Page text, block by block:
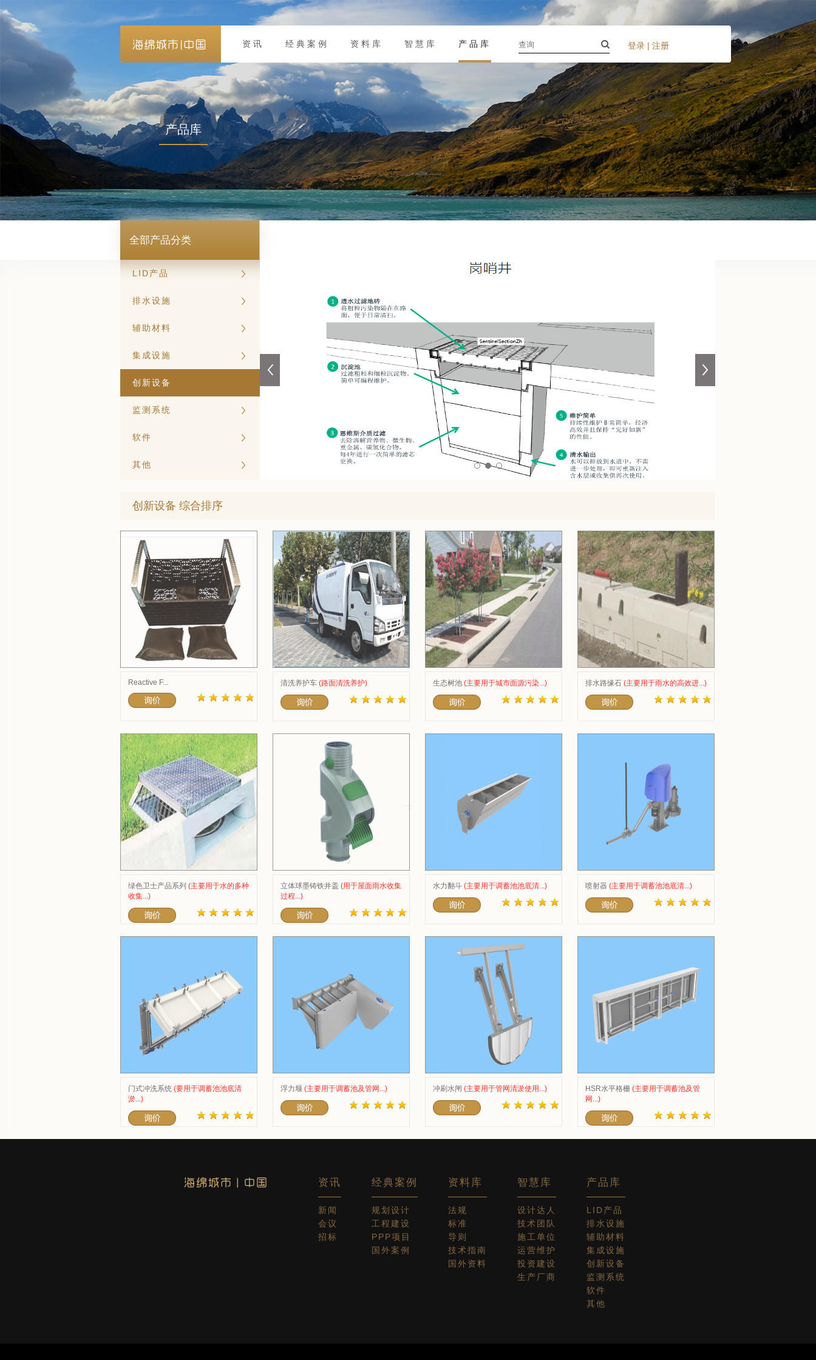
资讯 经典案例 资料库 智慧库 产品库 登录 | 注册
产品库
全部产品分类
LID产品
排水设施
辅助材料
集成设施
创新设备
监测系统
软件
其他
创新设备 综合排序
Reactive F... 清洗养护车 (路面清洗养护) 生态树池 (主要用于城市面源污染...) 排水路缘石 (主要用于雨水的高效进...)
绿色卫士产品系列 (主要用于水的多种
收集...)
立体球墨铸铁井盖 (用于屋面雨水收集
过程...)
水力翻斗 (主要用于调蓄池池底清...) 喷射器 (主要用于调蓄池池底清...)
门式冲洗系统 (要用于调蓄池池底清
淤...)
浮力堰 (主要用于调蓄池及管网...) 冲刷水闸 (主要用于管网清淤使用...) HSR水平格栅 (主要用于调蓄池及管
网...)
资讯
新闻
会议
招标
经典案例
规划设计
工程建设
PPP项目
国外案例
资料库
法规
标准
导则
技术指南
国外资料
智慧库
设计达人
技术团队
施工单位
运营维护
投资建设
生产厂商
产品库
LID产品
排水设施
辅助材料
集成设施
创新设备
监测系统
软件
其他